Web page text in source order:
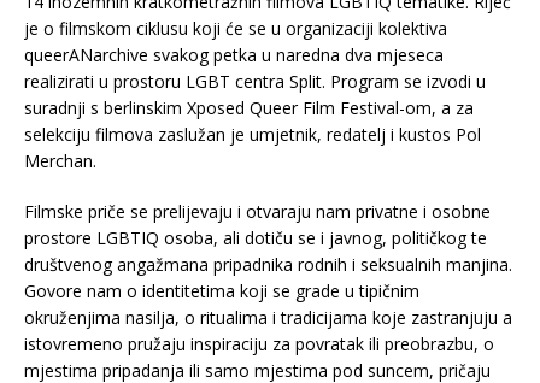
je o filmskom ciklusu koji će se u organizaciji kolektiva
queerANarchive svakog petka u naredna dva mjeseca
realizirati u prostoru LGBT centra Split. Program se izvodi u
suradnji s berlinskim Xposed Queer Film Festival-om, a za
selekciju filmova zaslužan je umjetnik, redatelj i kustos Pol
Merchan.
Filmske priče se prelijevaju i otvaraju nam privatne i osobne
prostore LGBTIQ osoba, ali dotiču se i javnog, političkog te
društvenog angažmana pripadnika rodnih i seksualnih manjina.
Govore nam o identitetima koji se grade u tipičnim
okruženjima nasilja, o ritualima i tradicijama koje zastranjuju a
istovremeno pružaju inspiraciju za povratak ili preobrazbu, o
mjestima pripadanja ili samo mjestima pod suncem, pričaju